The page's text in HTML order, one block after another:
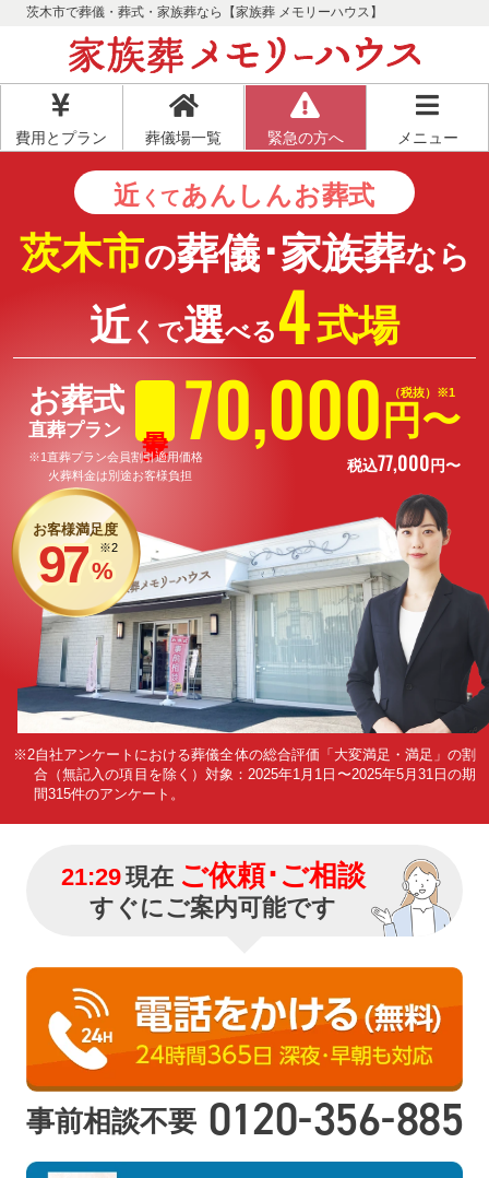
茨木市で葬儀・葬式・家族葬なら【家族葬 メモリーハウス】
費用とプラン 葬儀場一覧 緊急の方へ メニュー
近 くてあんしんお葬式
茨木市の葬儀･家族葬なら
近 くで選べる4式場
お葬式
直葬プラン 70,000 円〜
（税抜）※1
税込77,000円〜
※1直葬プラン会員割引適用価格
火葬料金は別途お客様負担
お客様満足度
97%
※2
※2自社アンケートにおける葬儀全体の総合評価「大変満足・満足」の割
合（無記入の項目を除く） 対象：2025年1月1日〜2025年5月31日の期
間315件のアンケート。
21:29現在 ご依頼･ご相談
すぐにご案内可能です
事前相談不要 0120-356-885